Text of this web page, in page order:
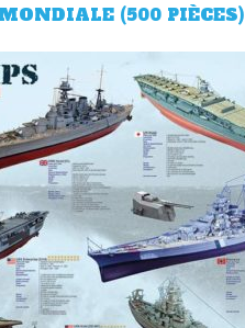
(500 PIÈCES)